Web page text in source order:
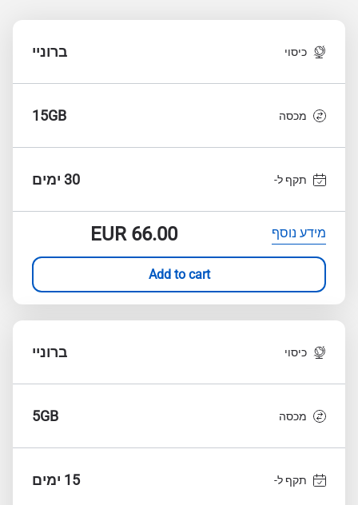
כיסוי ברוניי
מכסה 15GB
תקף ל- 30 ימים
מידע נוסף EUR66.00
Add to cart
כיסוי ברוניי
מכסה 5GB
תקף ל- 15 ימים